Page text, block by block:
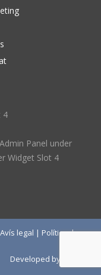
4
Panel under
Widget Slot 4
Avís legal | Política de
Developed by